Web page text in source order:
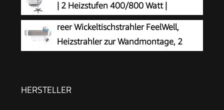
| 2 Heizstufen 400/800 Watt |
Wandmontage oder Standgerät | Baby
Heizstrahler mit Sicherheitsgeflecht |
Wärmestrahler | Schwenkbar & Höhenverstellbar
reer Wickeltischstrahler FeelWell,
Heizstrahler zur Wandmontage, 2
HERSTELLER